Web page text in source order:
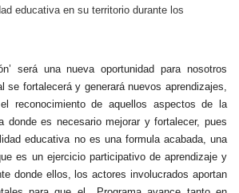
educativa en su territorio durante los
será una nueva oportunidad para nosotros
se fortalecerá y generará nuevos aprendizajes,
reconocimiento de aquellos aspectos de la
donde es necesario mejorar y fortalecer, pues
educativa no es una formula acabada, una
es un ejercicio participativo de aprendizaje y
donde ellos, los actores involucrados aportan